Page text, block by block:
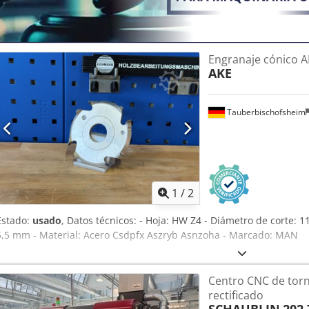
1 /2
Tauberbischofsheim
Engranaje cónico
AKE
usado, Datos técnicos: - Hoja: HW Z4 - Diámetro de corte:
mm - Material: Acero Csdpfx Aszryb Asnzoha - Marcado: MAN
Centro CNC de
rectificado